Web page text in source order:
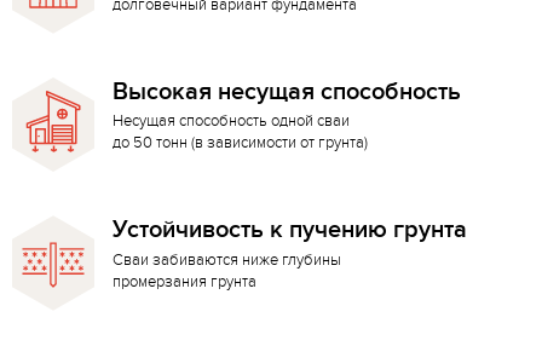
долговечный вариант фундамента
Высокая несущая способность
Несущая способность одной сваи
до 50 тонн (в зависимости от грунта)
Устойчивость к пучению грунта
Сваи забиваются ниже глубины
промерзания грунта